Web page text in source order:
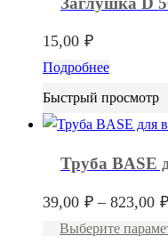
15,00 ₽
Подробнее
Быстрый просмотр
Труба BASE
39,00 ₽ – 823,00 ₽
Выберите